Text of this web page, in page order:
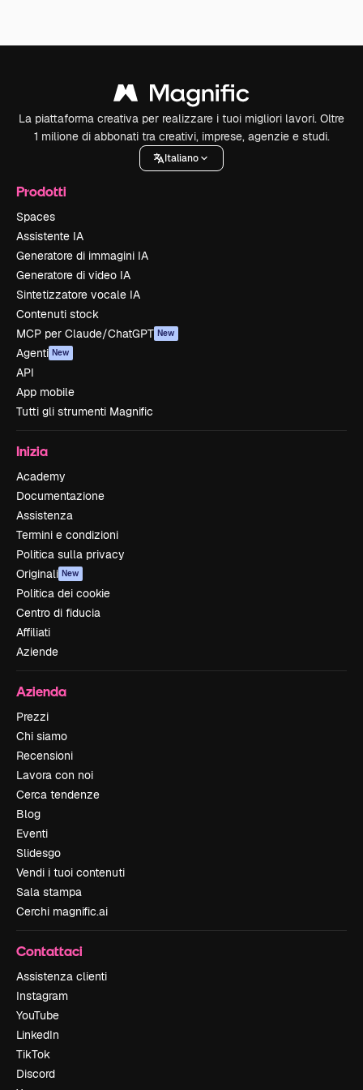
La piattaforma creativa per realizzare i tuoi migliori lavori. Oltre
1 milione di abbonati tra creativi, imprese, agenzie e studi.
Italiano
Prodotti
Spaces
Assistente IA
Generatore di immagini IA
Generatore di video IA
Sintetizzatore vocale IA
Contenuti stock
MCP per Claude/ChatGPT New
Agenti New
API
App mobile
Tutti gli strumenti Magnific
Inizia
Academy
Documentazione
Assistenza
Termini e condizioni
Politica sulla privacy
Originali New
Politica dei cookie
Centro di fiducia
Affiliati
Aziende
Azienda
Prezzi
Chi siamo
Recensioni
Lavora con noi
Cerca tendenze
Blog
Eventi
Slidesgo
Vendi i tuoi contenuti
Sala stampa
Cerchi magnific.ai
Contattaci
Assistenza clienti
Instagram
YouTube
LinkedIn
TikTok
Discord